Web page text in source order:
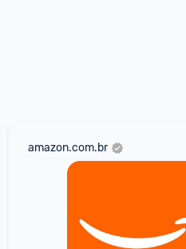
amazon.com.br